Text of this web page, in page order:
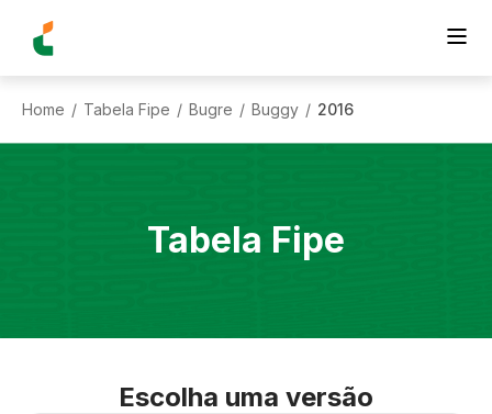
Home / Tabela Fipe / Bugre / Buggy / 2016
Tabela Fipe
Escolha uma versão